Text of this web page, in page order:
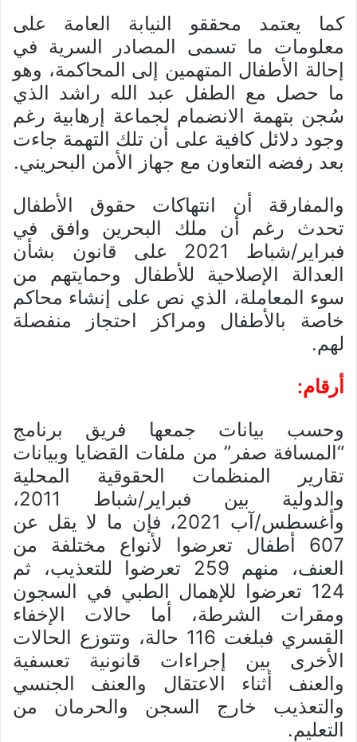
كما يعتمد محققو النيابة العامة على
معلومات ما تسمى المصادر السرية في
إحالة الأطفال المتهمين إلى المحاكمة، وهو
ما حصل مع الطفل عبد الله راشد الذي
سُجن بتهمة الانضمام لجماعة إرهابية رغم
وجود دلائل كافية على أن تلك التهمة جاءت
بعد رفضه التعاون مع جهاز الأمن البحريني.
والمفارقة أن انتهاكات حقوق الأطفال
تحدث رغم أن ملك البحرين وافق في
فبراير/شباط 2021 على قانون بشأن
العدالة الإصلاحية للأطفال وحمايتهم من
سوء المعاملة، الذي نص على إنشاء محاكم
خاصة بالأطفال ومراكز احتجاز منفصلة
لهم.
أرقام:
وحسب بيانات جمعها فريق برنامج
“المسافة صفر” من ملفات القضايا وبيانات
تقارير المنظمات الحقوقية المحلية
والدولية بين فبراير/شباط 2011،
وأغسطس/آب 2021، فإن ما لا يقل عن
607 أطفال تعرضوا لأنواع مختلفة من
العنف، منهم 259 تعرضوا للتعذيب، ثم
124 تعرضوا للإهمال الطبي في السجون
ومقرات الشرطة، أما حالات الإخفاء
القسري فبلغت 116 حالة، وتتوزع الحالات
الأخرى بين إجراءات قانونية تعسفية
والعنف أثناء الاعتقال والعنف الجنسي
والتعذيب خارج السجن والحرمان من
التعليم.